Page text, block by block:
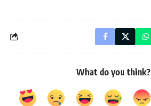
What do you think?